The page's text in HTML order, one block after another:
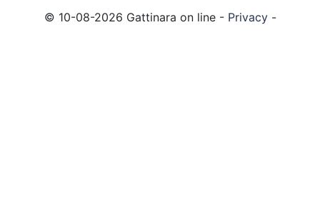
© 10-08-2026 Gattinara on line - Privacy-